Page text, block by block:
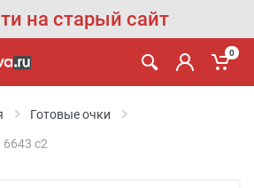
на старый сайт
0
Готовые очки
6643 с2